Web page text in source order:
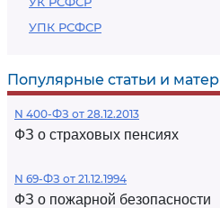
УПК РСФСР
Популярные статьи и
N 400-ФЗ от 28.12.2013
ФЗ о страховых пенсиях
N 69-ФЗ от 21.12.1994
ФЗ о пожарной безопасности